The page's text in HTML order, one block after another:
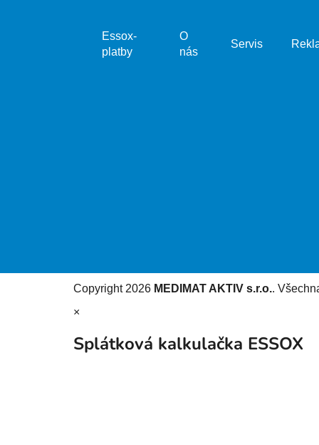
Essox-
platby
O
nás
Servis
Copyright 2026 MEDIMAT AKTIV s.r.o..
×
Splátková kalkulačka ESSOX